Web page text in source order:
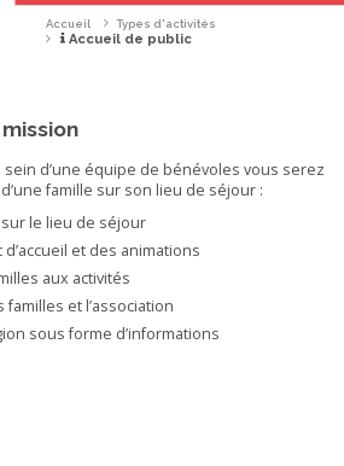
Accueil Types d'activités
Accueil de public
d’une équipe de bénévoles vous serez
famille sur son lieu de séjour :
le lieu de séjour
et des animations
aux activités
et l’association
sous forme d’informations